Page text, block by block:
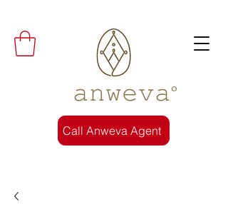
𝚊𝚗𝚠𝚎𝚟𝚊°
Call Anweva Agent